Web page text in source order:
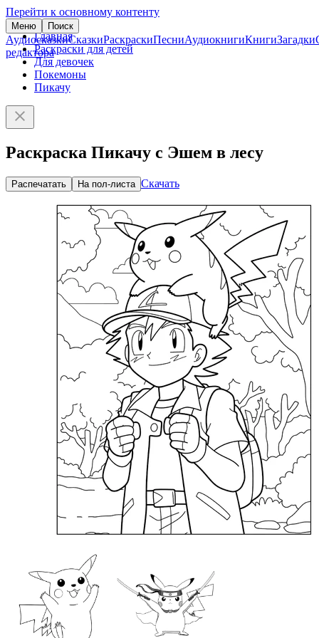
Перейти к основному контенту
Меню Поиск
АудиосказкиСказкиРаскраскиПесниАудиокнигиКнигиЗагадки
редактора
Главная
Раскраски для детей
Для девочек
Покемоны
Пикачу
Раскраска Пикачу с Эшем в лесу
Распечатать На пол-листа Скачать